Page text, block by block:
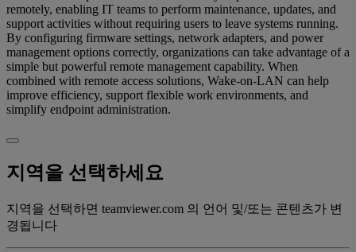
remotely, enabling IT teams to perform maintenance, updates, and
support activities without requiring users to leave systems running.
By configuring firmware settings, network adapters, and power
management options correctly, organizations can take advantage of a
simple but powerful remote management capability. When
combined with remote access solutions, Wake-on-LAN can help
improve efficiency, support flexible work environments, and
simplify endpoint administration.
지역을 선택하세요
지역을 선택하면 teamviewer.com 의 언어 및/또는 콘텐츠가 변
경됩니다